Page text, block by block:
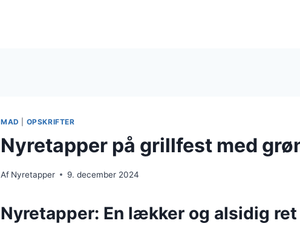
MAD OPSKRIFTER
Nyretapper på grillfest med
Af Nyretapper 9. december 2024
Nyretapper: En lækker og alsidig